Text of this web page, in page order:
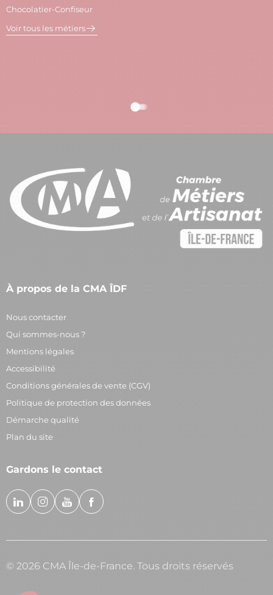
Chocolatier-Confiseur
Voir tous les métiers
À propos de la CMA ÎDF
Nous contacter
Qui sommes-nous ?
Mentions légales
Accessibilité
Conditions générales de vente (CGV)
Politique de protection des données
Démarche qualité
Plan du site
Gardons le contact
© 2026 CMA Île-de-France. Tous droits réservés